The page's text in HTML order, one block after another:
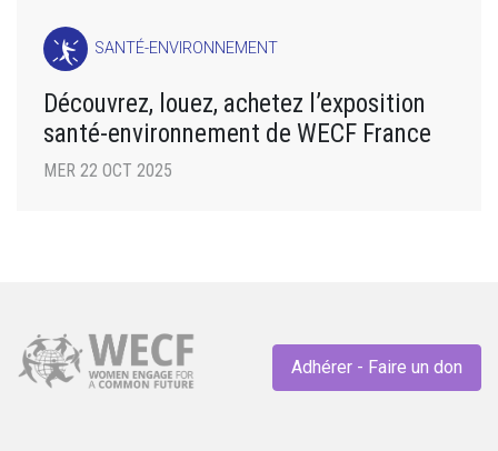
SANTÉ-ENVIRONNEMENT
Découvrez, louez, achetez l’exposition
santé-environnement de WECF France
MER 22 OCT 2025
Adhérer - Faire un don